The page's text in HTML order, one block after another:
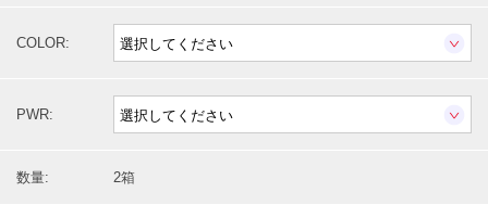
COLOR:
PWR:
数量: 2箱